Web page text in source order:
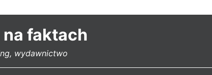
faktach
wydawnictwo